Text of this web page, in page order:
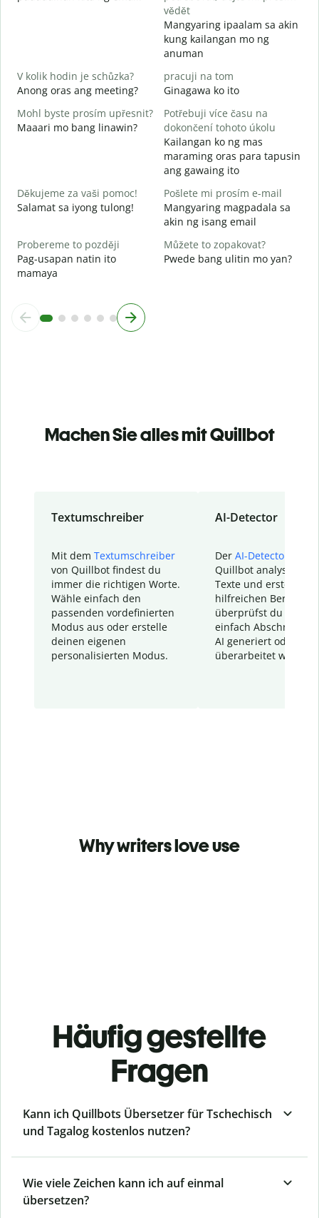
vědět
Mangyaring ipaalam sa akin
kung kailangan mo ng
anuman
V kolik hodin je schůzka?
Anong oras ang meeting?
pracuji na tom
Ginagawa ko ito
Mohl byste prosím upřesnit?
Maaari mo bang linawin?
Potřebuji více času na
dokončení tohoto úkolu
Kailangan ko ng mas
maraming oras para tapusin
ang gawaing ito
Děkujeme za vaši pomoc!
Salamat sa iyong tulong!
Pošlete mi prosím e-mail
Mangyaring magpadala sa
akin ng isang email
Probereme to později
Pag-usapan natin ito
mamaya
Můžete to zopakovat?
Pwede bang ulitin mo yan?
Machen Sie alles mit Quillbot
Textumschreiber
Mit dem Textumschreiber
von Quillbot findest du
immer die richtigen Worte.
Wähle einfach den
passenden vordefinierten
Modus aus oder erstelle
deinen eigenen
personalisierten Modus.
AI-Detector
Der AI-Detector
Quillbot analysiert
Texte und erstellt
hilfreichen Bericht.
überprüfst du
einfach Abschnitte,
AI generiert oder
überarbeitet wurden.
Why writers love use
Häufig gestellte
Fragen
Kann ich Quillbots Übersetzer für Tschechisch
und Tagalog kostenlos nutzen?
Wie viele Zeichen kann ich auf einmal
übersetzen?